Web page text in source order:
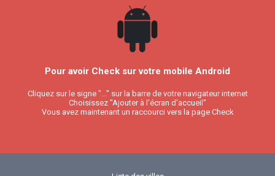
Pour avoir Check sur votre mobile Android
Cliquez sur le signe "..." sur la barre de votre navigateur internet
Choisissez "Ajouter à l'écran d'accueil"
Vous avez maintenant un raccourci vers la page Check